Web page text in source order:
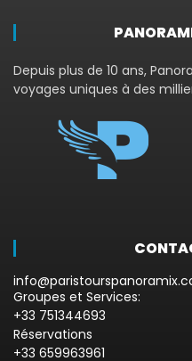
Depuis plus de 10 ans,
voyages uniques à des
Groupes et Services:
+33 751344693
Réservations
+33 659963961